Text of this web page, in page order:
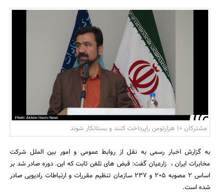
مشترکان 10 هزارتومن راپرداخت کنند و بستانکار شوند
به گزارش اخبار رسمی به نقل از روابط عمومی و امور بین الملل شرکت
مخابرات ایران ، زارعیان گفت: قبض های تلفن ثابت که این. دوره صادر شد بر
اساس 2 مصوبه 205 و 237 سازمان تنظیم مقررات و ارتباطات رادیویی صادر
شده است.